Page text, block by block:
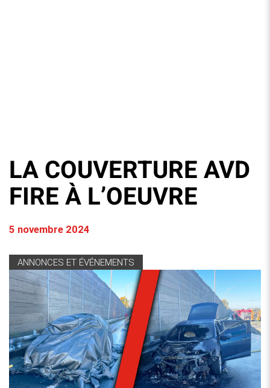
LA COUVERTURE AVD
FIRE À L’OEUVRE
5 novembre 2024
ANNONCES ET ÉVÉNEMENTS